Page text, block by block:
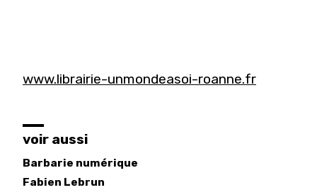
www.librairie-unmondeasoi-roanne.fr
voir aussi
Barbarie numérique
Fabien Lebrun